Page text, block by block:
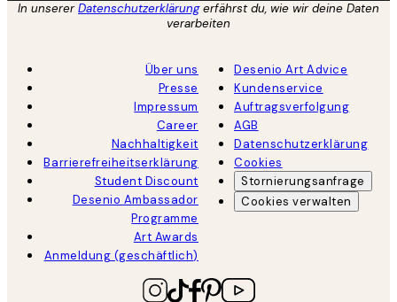
In unsererDatenschutzerklärungerfährst du, wie wir deine Daten
verarbeiten
Über uns
Presse
Impressum
Career
Nachhaltigkeit
Barrierefreiheitserklärung
Student Discount
Desenio Ambassador
Programme
Art Awards
Anmeldung (geschäftlich)
Desenio Art Advice
Kundenservice
Auftragsverfolgung
AGB
Datenschutzerklärung
Cookies
Stornierungsanfrage
Cookies verwalten